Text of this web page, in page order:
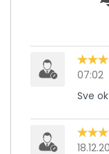
07:02
Sve ok